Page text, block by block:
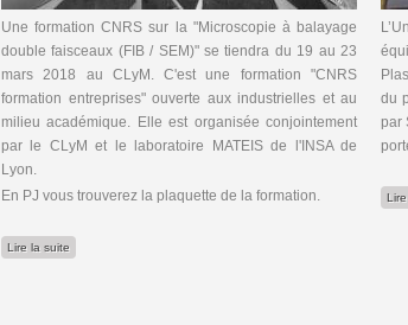
Une formation CNRS sur la "Microscopie à balayage
double faisceaux (FIB / SEM)" se tiendra du 19 au 23
mars 2018 au CLyM. C'est une formation "CNRS
formation entreprises" ouverte aux industrielles et au
milieu académique. Elle est organisée conjointement
par le CLyM et le laboratoire MATEIS de l'INSA de
Lyon.
En PJ vous trouverez la plaquette de la formation.
Lire la suite
du
par